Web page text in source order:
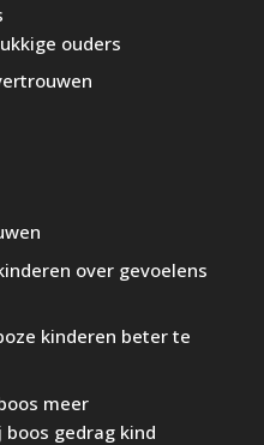
ouders
over gevoelens
kinderen beter te
meer
gedrag kind